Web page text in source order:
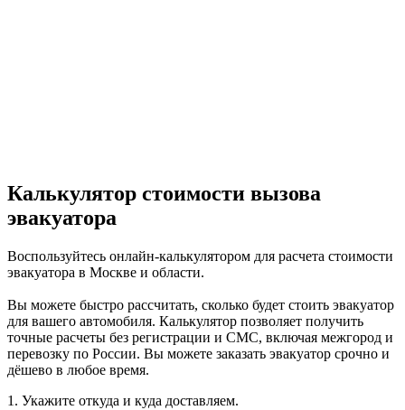
Калькулятор стоимости вызова
эвакуатора
Воспользуйтесь онлайн-калькулятором для расчета стоимости
эвакуатора в Москве и области.
Вы можете быстро рассчитать, сколько будет стоить эвакуатор
для вашего автомобиля. Калькулятор позволяет получить
точные расчеты без регистрации и СМС, включая межгород и
перевозку по России. Вы можете заказать эвакуатор срочно и
дёшево в любое время.
1. Укажите откуда и куда доставляем.